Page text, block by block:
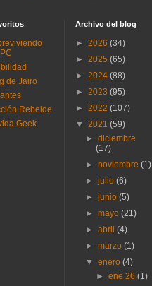
de Jairo
Rebelde
Geek
Archivo del blog
► 2026 (34)
► 2025 (65)
► 2024 (88)
► 2023 (95)
► 2022 (107)
▼ 2021 (59)
►diciembre
(17)
►noviembre(1)
►julio(6)
►junio(5)
►mayo(21)
►abril(4)
►marzo(1)
▼enero(4)
► ene 26 (1)